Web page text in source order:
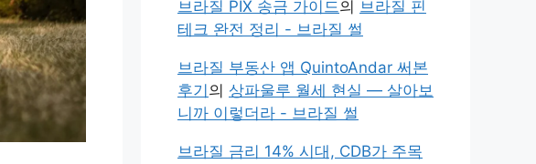
브라질 PIX 송금 가이드의 브라질 핀
테크 완전 정리 - 브라질 썰
브라질 부동산 앱 QuintoAndar 써본
후기 의 상파울루 월세 현실 — 살아보
니까 이렇더라 - 브라질 썰
브라질 금리 14% 시대, CDB가 주목